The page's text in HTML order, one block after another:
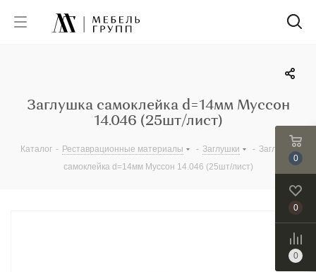
Заглушка самоклейка d=14мм Муссон
14.046 (25шт/лист)
Каталог - Реставрационные материалы - Заглушки - Заглушка
самоклейка d=14мм Муссон 14.046 (25шт/лист)
0
0
0